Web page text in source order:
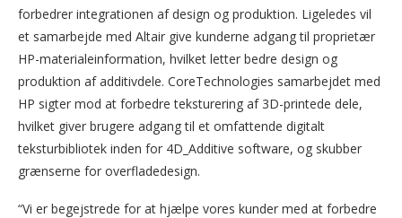
forbedrer integrationen af design og produktion. Ligeledes vil
et samarbejde med Altair give kunderne adgang til proprietær
HP-materialeinformation, hvilket letter bedre design og
produktion af additivdele. CoreTechnologies samarbejdet med
HP sigter mod at forbedre teksturering af 3D-printede dele,
hvilket giver brugere adgang til et omfattende digitalt
teksturbibliotek inden for 4D_Additive software, og skubber
grænserne for overfladedesign.
“Vi er begejstrede for at hjælpe vores kunder med at forbedre